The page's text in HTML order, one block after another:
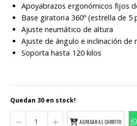
Apoyabrazos ergonómicos fijos
Base giratoria 360º (estrella de 5
Ajuste neumático de altura
Ajuste de ángulo e inclinación de
Soporta hasta 120 kilos
Quedan 30 en stock!
AGREGAR AL CARRITO